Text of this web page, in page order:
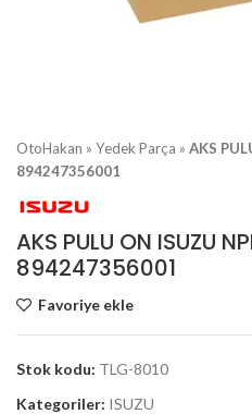
OtoHakan » Yedek Parça » AKS
894247356001
AKS PULU ON ISUZU
894247356001
Favoriye ekle
Stok kodu: TLG-8010
Kategoriler: ISUZU